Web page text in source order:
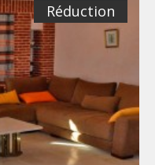
Réduction